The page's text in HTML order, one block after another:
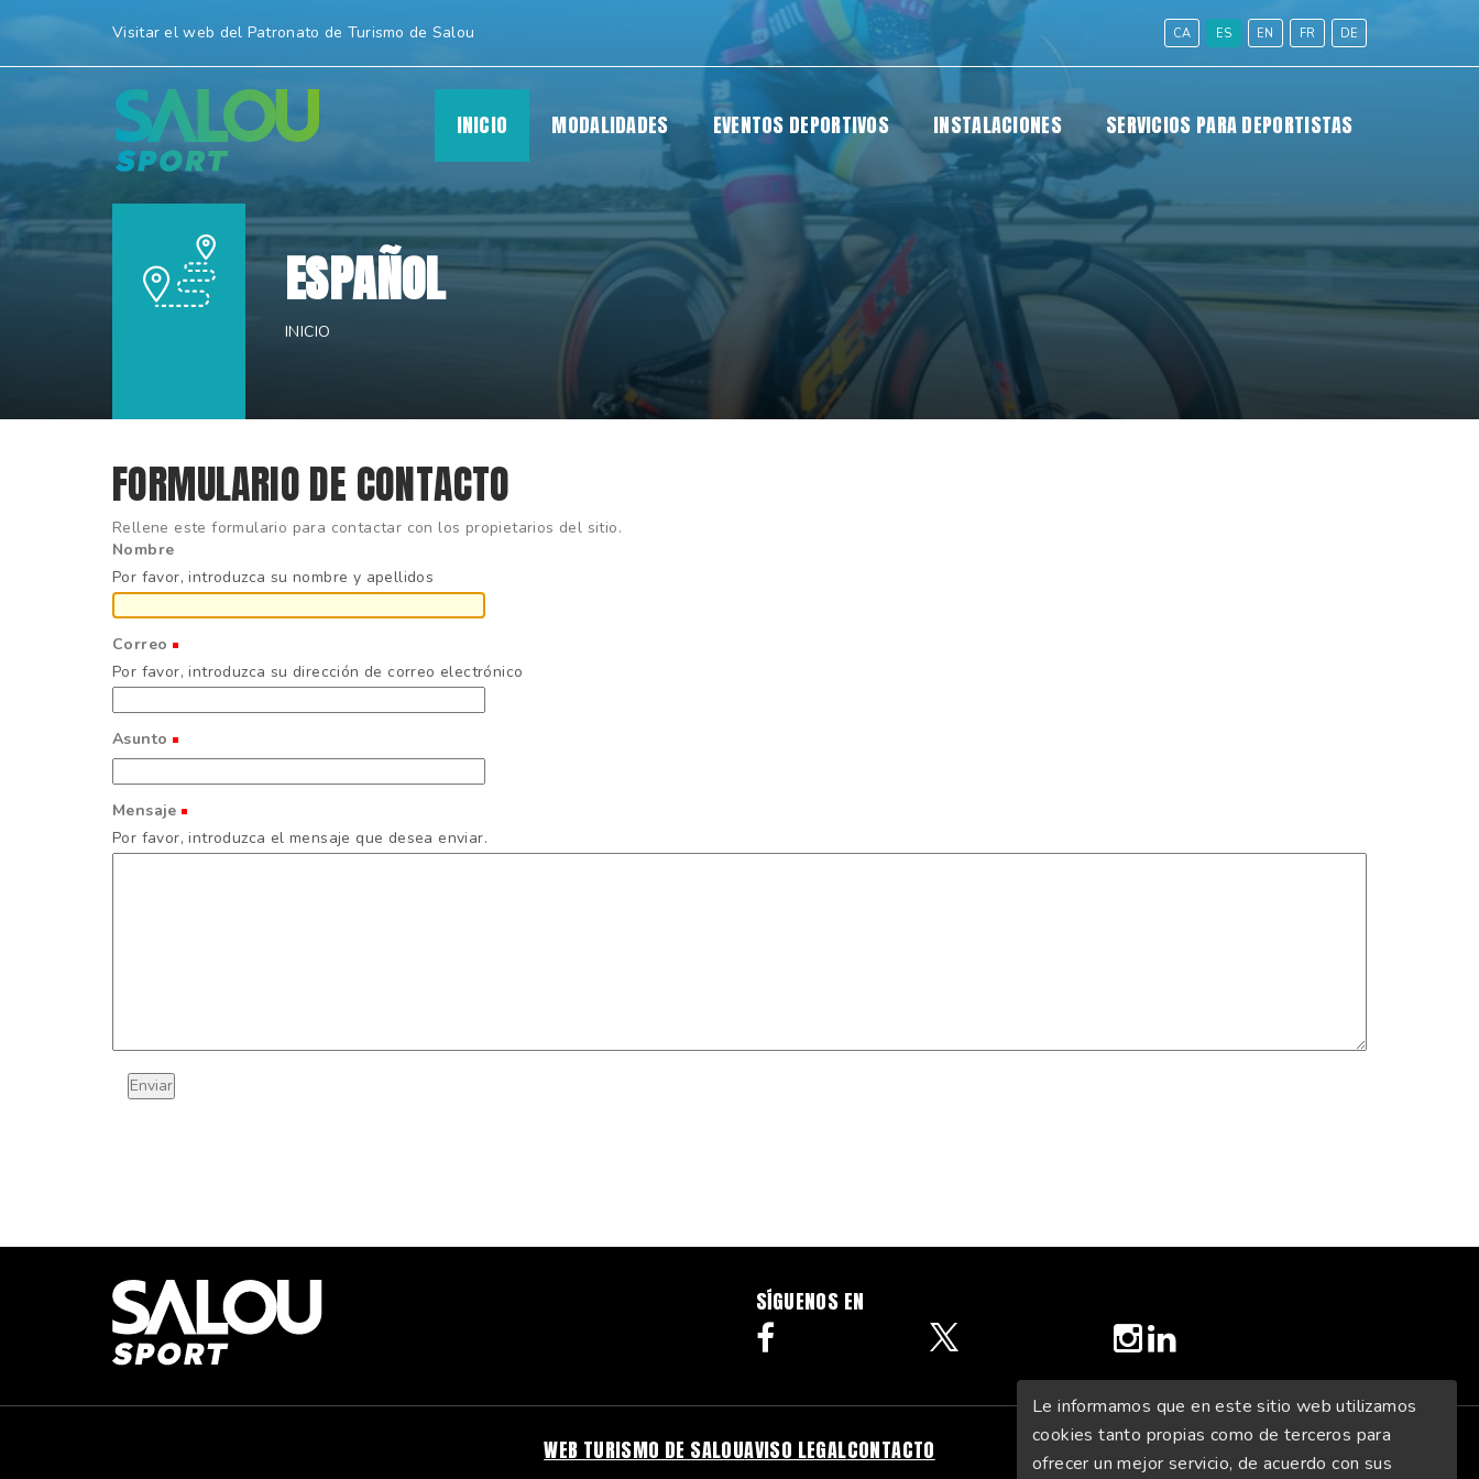
Visitar el web del Patronato de Turismo de Salou CA ES EN FR DE
INICIO MODALIDADES EVENTOS DEPORTIVOS INSTALACIONES SERVICIOS PARA DEPORTISTAS
ESPAÑOL
INICIO
FORMULARIO DE CONTACTO
Rellene este formulario para contactar con los propietarios del sitio.
Nombre
Por favor, introduzca su nombre y apellidos
Correo
Por favor, introduzca su dirección de correo electrónico
Asunto
Mensaje
Por favor, introduzca el mensaje que desea enviar.
SÍGUENOS EN
twitterinstagram
linkedin
WEB TURISMO DE SALOUAVISO LEGALCONTACTO
Le informamos que en este sitio web utilizamos
cookies tanto propias como de terceros para
ofrecer un mejor servicio, de acuerdo con sus